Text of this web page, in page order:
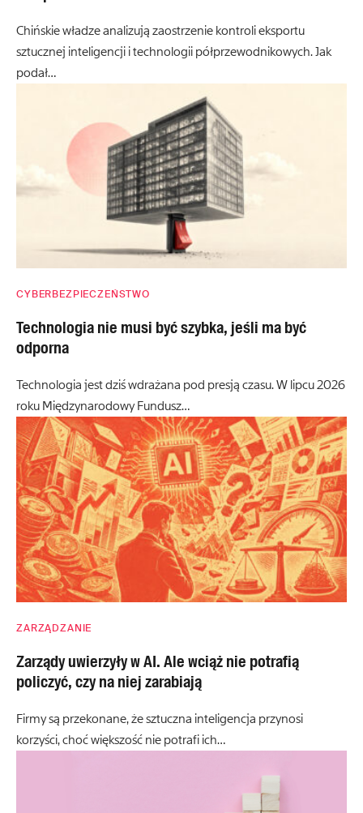
Chińskie władze analizują zaostrzenie kontroli eksportu
sztucznej inteligencji i technologii półprzewodnikowych. Jak
podał…
CYBERBEZPIECZEŃSTWO
Technologia nie musi być szybka, jeśli ma być
odporna
Technologia jest dziś wdrażana pod presją czasu. W lipcu 2026
roku Międzynarodowy Fundusz…
ZARZĄDZANIE
Zarządy uwierzyły w AI. Ale wciąż nie potrafią
policzyć, czy na niej zarabiają
Firmy są przekonane, że sztuczna inteligencja przynosi
korzyści, choć większość nie potrafi ich…